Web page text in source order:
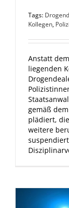
Tags:
Kollegen,
Anstatt
liegenden
gemäß
plädiert,
weitere